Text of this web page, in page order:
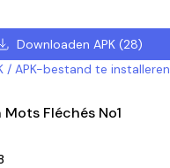
Downloaden APK (28)
/ APK-bestand te installeren
Fléchés No1